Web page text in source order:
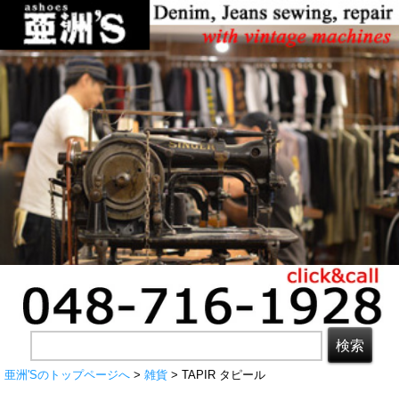
亜洲'Sのトップページへ > 雑貨 > TAPIR タピール